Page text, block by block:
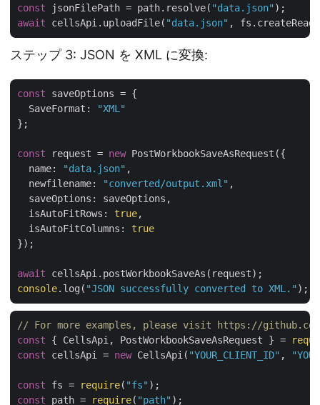
const jsonFilePath = path.resolve( "data.json"
await cellsApi.uploadFile( "data.json"
ステップ 3: JSON を XML に変換:
const saveOptions = {
SaveFormat :
"XML"
};
const request = new PostWorkbookSaveAsRequest({
name: "data.json" ,
newfilename: "converted/output.xml" ,
saveOptions : saveOptions,
isAutoFitRows : true,
isAutoFitColumns : true
});
await
console.log( "JSON successfully converted to XML."
// For more examples, please visit https://
const { CellsApi, PostWorkbookSaveAsRequest } =
const cellsApi = new CellsApi( "YOUR_CLIENT_ID" ,
const fs = require( "fs"
const path = require( "path" );